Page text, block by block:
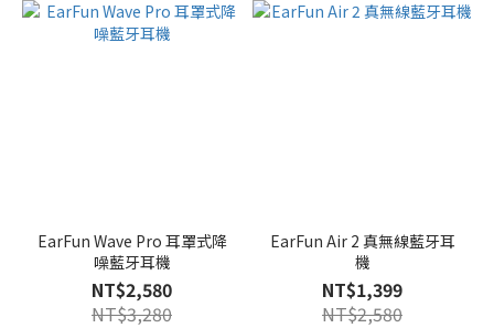
EarFun Wave Pro 耳罩式降
噪藍牙耳機
NT$2,580
NT$3,280
EarFun Air 2 真無線藍牙耳
機
NT$1,399
NT$2,580